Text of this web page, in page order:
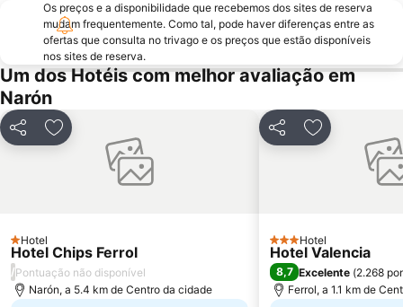
Pantín
Parque de Santa Margarida
Terminal de Ônibus - Autocarros
Centro Hípico Casas Novas
La Terraza
Centro Oceanográfico de A Coruña
Falperra-Santa Lucía
Agra del Orzán
Brisa
San Xurxo
Campelo
Campeonato de Surf de Pantín
Monte Alto
Os preços e a disponibilidade que recebemos dos sites de reserva
mudam frequentemente. Como tal, pode haver diferenças entre as
ofertas que consulta no trivago e os preços que estão disponíveis
nos sites de reserva.
Um dos Hotéis com melhor avaliação em
Narón
PartilharAdicionar aos favoritos
1 Estrelas
Hotel
Hotel Chips Ferrol
/Pontuação não disponível
Narón, a 5.4 km de Centro da cidade
PartilharAdicionar
3 Estrelas
Hotel
Hotel Valencia
8,7 Excelente (2.268
Ferrol, a 1.1 km de